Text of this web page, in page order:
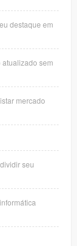
destaque em
sem
mercado
seu